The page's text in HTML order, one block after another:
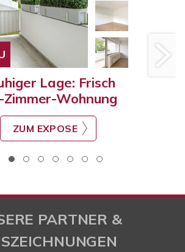
Lage: Frisch
Wohnung
ZUM EXPOSE
PARTNER &